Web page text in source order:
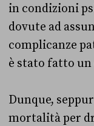
in condizioni
dovute ad
complicanze
è stato fatto
Dunque,
mortalità per